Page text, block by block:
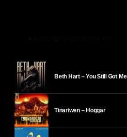
Beth Hart – You Still Got Me
Tinariwen – Hoggar